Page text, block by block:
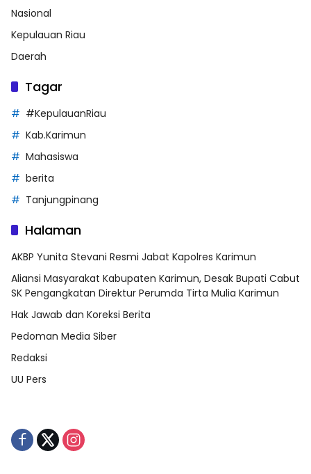
Nasional
Kepulauan Riau
Daerah
Tagar
#KepulauanRiau
Kab.Karimun
Mahasiswa
berita
Tanjungpinang
Halaman
AKBP Yunita Stevani Resmi Jabat Kapolres Karimun
Aliansi Masyarakat Kabupaten Karimun, Desak Bupati Cabut
SK Pengangkatan Direktur Perumda Tirta Mulia Karimun
Hak Jawab dan Koreksi Berita
Pedoman Media Siber
Redaksi
UU Pers